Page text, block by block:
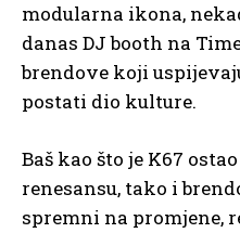
modularna ikona,
danas DJ booth na
brendove koji
postati dio kulture.
Baš kao što je K67
renesansu, tako i
spremni na promjene,